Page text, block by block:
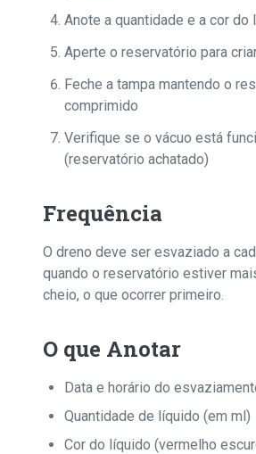
Anote a quantidade e a cor do
Aperte o reservatório para
Feche a tampa mantendo o
comprimido
Verifique se o vácuo está
(reservatório achatado)
Frequência
O dreno deve ser esvaziado a
quando o reservatório estiver
cheio, o que ocorrer primeiro.
O que Anotar
Data e horário do
Quantidade de líquido (em ml)
Cor do líquido (vermelho